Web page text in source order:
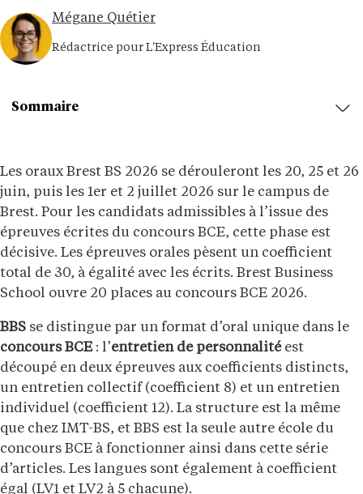
Mégane Quétier
Rédactrice pour L'Express Éducation
Les oraux Brest BS 2026 se dérouleront les 20, 25 et 26
juin, puis les 1er et 2 juillet 2026 sur le campus de
Brest. Pour les candidats admissibles à l’issue des
épreuves écrites du concours BCE, cette phase est
décisive. Les épreuves orales pèsent un coefficient
total de 30, à égalité avec les écrits. Brest Business
School ouvre 20 places au concours BCE 2026.
BBS se distingue par un format d’oral unique dans le
concours BCE: l’entretien de personnalitéest
découpé en deux épreuves aux coefficients distincts,
un entretien collectif (coefficient 8) et un entretien
individuel (coefficient 12). La structure est la même
que chez IMT-BS, et BBS est la seule autre école du
concours BCE à fonctionner ainsi dans cette série
d’articles. Les langues sont également à coefficient
égal (LV1 et LV2 à 5 chacune).
Sommaire